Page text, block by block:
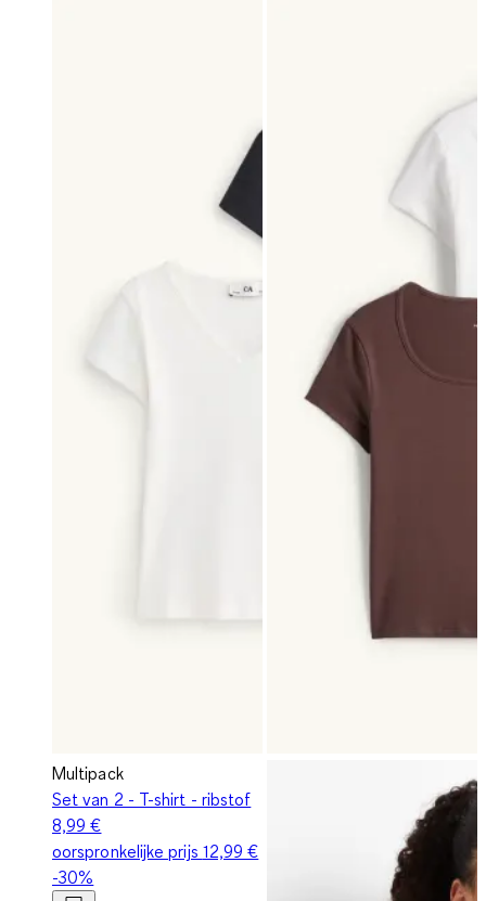
Multipack
Set van 2 - T-shirt - ribstof
8,99 €
oorspronkelijke prijs 12,99 €
-30%